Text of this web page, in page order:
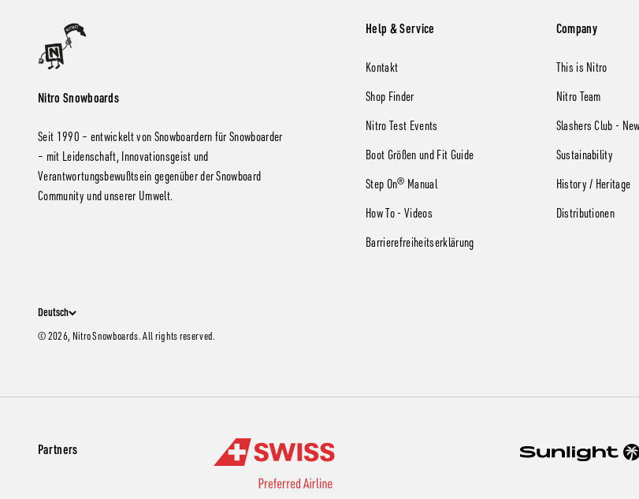
Nitro Snowboards
Seit 1990 – entwickelt von Snowboardern für Snowboarder
– mit Leidenschaft, Innovationsgeist und
Verantwortungsbewußtsein gegenüber der Snowboard
Community und unserer Umwelt.
Help & Service
Kontakt
Shop Finder
Nitro Test Events
Boot Größen und Fit Guide
Step On® Manual
How To - Videos
Barrierefreiheitserklärung
Company
This is Nitro
Nitro Team
Slashers Club -
Sustainability
History / Heritage
Distributionen
Deutsch
© 2026, Nitro Snowboards. All rights reserved.
Partners